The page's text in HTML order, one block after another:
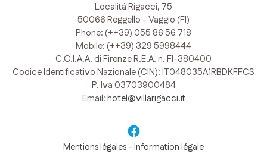
Localitá Rigacci, 75
50066 Reggello - Vaggio (FI)
Phone: (++39) 055 86 56 718
Mobile: (++39) 329 5998444
C.C.I.A.A. di Firenze R.E.A. n. FI-380400
Codice Identificativo Nazionale (CIN): IT048035A1RBDKFFCS
P. Iva 03703900484
Email:hotel@villarigacci.it
Mentions légales - Information légale